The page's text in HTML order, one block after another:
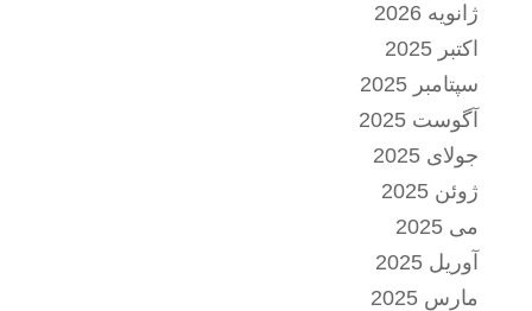
ژانویه 2026
اکتبر 2025
سپتامبر 2025
آگوست 2025
جولای 2025
ژوئن 2025
می 2025
آوریل 2025
مارس 2025